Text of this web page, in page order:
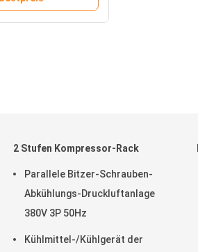
2 Stufen Kompressor-Rack
Parallele Bitzer-Schrauben-
Abkühlungs-Druckluftanlage
380V 3P 50Hz
Kühlmittel-/Kühlgerät der